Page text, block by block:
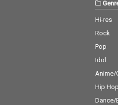
Hi-res
Rock
Pop
Idol
Anime/
Hip
Dance/